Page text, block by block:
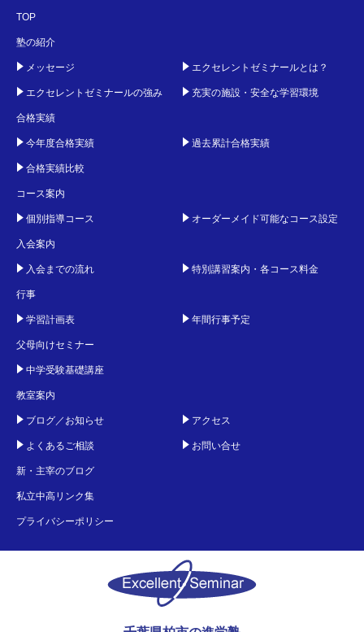
TOP
塾の紹介
メッセージ エクセレントゼミナールとは？
エクセレントゼミナールの強み 充実の施設・安全な学習環境
合格実績
今年度合格実績 過去累計合格実績
合格実績比較
コース案内
個別指導コース オーダーメイド可能なコース設定
入会案内
入会までの流れ 特別講習案内・各コース料金
行事
学習計画表 年間行事予定
父母向けセミナー
中学受験基礎講座
教室案内
ブログ／お知らせ アクセス
よくあるご相談 お問い合せ
新・主宰のブログ
私立中高リンク集
プライバシーポリシー